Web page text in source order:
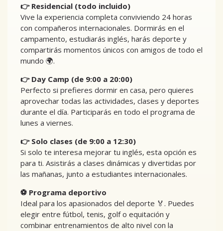
👉 Residencial (todo incluido)
Vive la experiencia completa conviviendo 24 horas
con compañeros internacionales. Dormirás en el
campamento, estudiarás inglés, harás deporte y
compartirás momentos únicos con amigos de todo el
mundo 🌍.
👉 Day Camp (de 9:00 a 20:00)
Perfecto si prefieres dormir en casa, pero quieres
aprovechar todas las actividades, clases y deportes
durante el día. Participarás en todo el programa de
lunes a viernes.
👉 Solo clases (de 9:00 a 12:30)
Si solo te interesa mejorar tu inglés, esta opción es
para ti. Asistirás a clases dinámicas y divertidas por
las mañanas, junto a estudiantes internacionales.
⚽ Programa deportivo
Ideal para los apasionados del deporte 🏅. Puedes
elegir entre fútbol, tenis, golf o equitación y
combinar entrenamientos de alto nivel con la